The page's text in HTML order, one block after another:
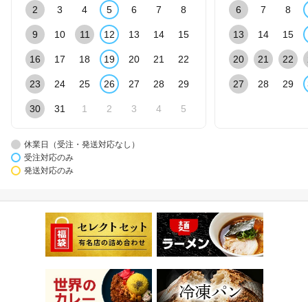
2 3 4 5 6 7 8
9 10 11 12 13 14 15
16 17 18 19 20 21 22
23 24 25 26 27 28 29
30 31 1 2 3 4 5
6 7 8
13 14 15
20 21 22
27 28 29
休業日（受注・発送対応なし）
受注対応のみ
発送対応のみ